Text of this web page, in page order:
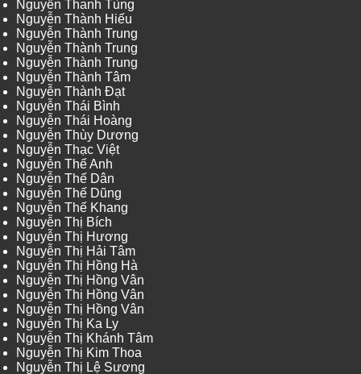
Nguyễn Thanh Tùng
Nguyễn Thành Hiếu
Nguyễn Thành Trung
Nguyễn Thành Trung
Nguyễn Thành Trung
Nguyễn Thành Tâm
Nguyễn Thành Đạt
Nguyễn Thái Bình
Nguyễn Thái Hoàng
Nguyễn Thùy Dương
Nguyễn Thạc Việt
Nguyễn Thế Anh
Nguyễn Thế Dân
Nguyễn Thế Dũng
Nguyễn Thế Khang
Nguyễn Thị Bích
Nguyễn Thị Hương
Nguyễn Thị Hải Tâm
Nguyễn Thị Hồng Hà
Nguyễn Thị Hồng Vân
Nguyễn Thị Hồng Vân
Nguyễn Thị Hồng Vân
Nguyễn Thị Ka Ly
Nguyễn Thị Khánh Tâm
Nguyễn Thị Kim Thoa
Nguyễn Thị Lệ Sương